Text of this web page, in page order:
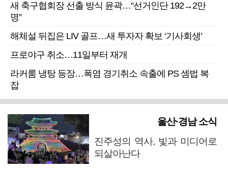
새 축구협회장 선출 방식 윤곽…“선거인단 192→2만
명”
해체설 뒤집은 LIV 골프…새 투자자 확보 ‘기사회생’
프로야구 취소…11일부터 재개
라커룸 냉탕 등장…폭염 경기취소 속출에 PS 셈법 복
잡
울산·경남 소식
진주성의 역사, 빛과 미디어로
되살아난다